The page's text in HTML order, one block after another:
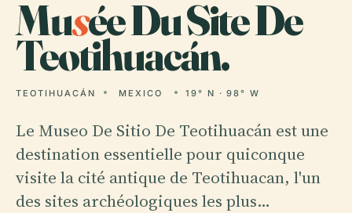
Musée Du Site De
Teotihuacán.
TEOTIHUACÁN MEXICO 19° N · 98° W
Le Museo De Sitio De Teotihuacán est une
destination essentielle pour quiconque
visite la cité antique de Teotihuacan, l'un
des sites archéologiques les plus…